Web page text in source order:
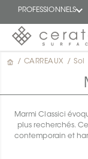
PROFESSIONNELS
En
/ CARREAUX / Sol
Marmi Classici
plus recherchés.
contemporain et